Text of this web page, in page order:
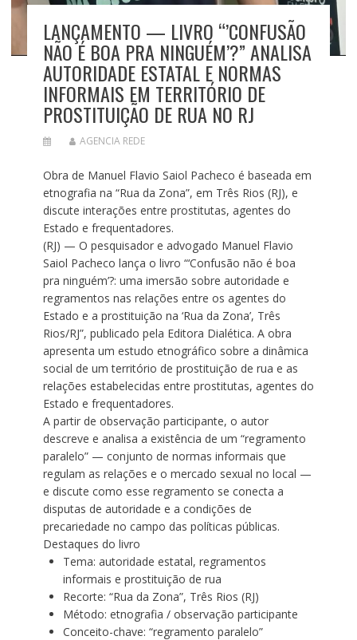
LANÇAMENTO — LIVRO “’CONFUSÃO
NÃO É BOA PRA NINGUÉM’?” ANALISA
AUTORIDADE ESTATAL E NORMAS
INFORMAIS EM TERRITÓRIO DE
PROSTITUIÇÃO DE RUA NO RJ
AGENCIA REDE
Obra de Manuel Flavio Saiol Pacheco é baseada em
etnografia na “Rua da Zona”, em Três Rios (RJ), e
discute interações entre prostitutas, agentes do
Estado e frequentadores.
(RJ) — O pesquisador e advogado Manuel Flavio
Saiol Pacheco lança o livro “‘Confusão não é boa
pra ninguém’?: uma imersão sobre autoridade e
regramentos nas relações entre os agentes do
Estado e a prostituição na ‘Rua da Zona’, Três
Rios/RJ”, publicado pela Editora Dialética. A obra
apresenta um estudo etnográfico sobre a dinâmica
social de um território de prostituição de rua e as
relações estabelecidas entre prostitutas, agentes do
Estado e frequentadores.
A partir de observação participante, o autor
descreve e analisa a existência de um “regramento
paralelo” — conjunto de normas informais que
regulam as relações e o mercado sexual no local —
e discute como esse regramento se conecta a
disputas de autoridade e a condições de
precariedade no campo das políticas públicas.
Destaques do livro
Tema: autoridade estatal, regramentos
informais e prostituição de rua
Recorte: “Rua da Zona”, Três Rios (RJ)
Método: etnografia / observação participante
Conceito-chave: “regramento paralelo”